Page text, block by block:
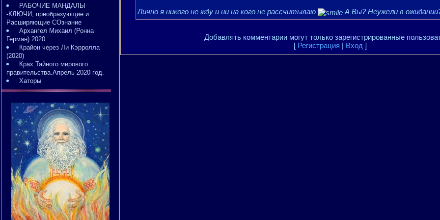
РАБОЧИЕ МАНДАЛЫ
-КЛЮЧИ, преобразующие и
Расширяющие СОзнание
Архангел Михаил (Ронна
Герман) 2020
Крайон через Ли Кэрролла
(2020)
Крах Тайного мирового
правительства.Апрель 2020 год.
Хаторы
Лично я никого не жду и ни на кого не рассчитываю
А Вы? Неужели в
Добавлять комментарии могут только зарегистрированные
[ Регистрация | Вход ]